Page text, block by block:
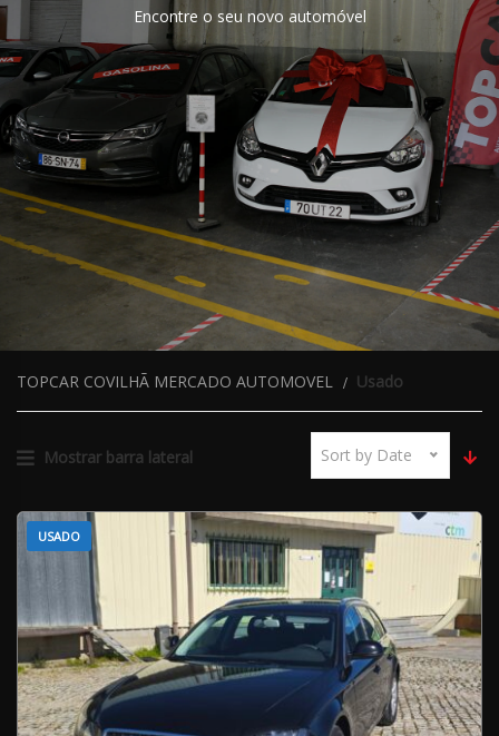
Encontre o seu novo automóvel
TOPCAR COVILHÃ MERCADO AUTOMOVEL Usado
Mostrar barra lateral Sort by Date
USADO